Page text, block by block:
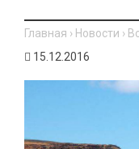
Главная › Новости ›
15.12.2016